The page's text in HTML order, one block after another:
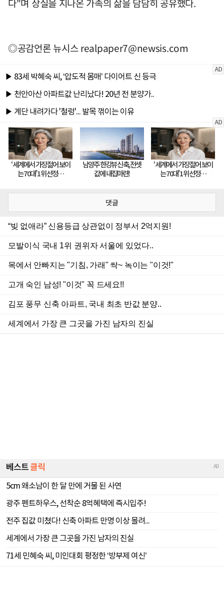
다"며 상실을 지나온 가족의 삶을 담담히 공유했다.
◎공감언론 뉴시스realpaper7@newsis.com
댓글